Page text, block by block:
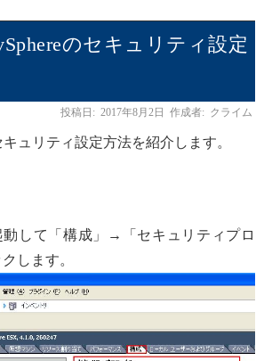
のセキュリティ設定
投稿日: 2017年8月2日 作成者: クライム
キュリティ設定方法を紹介します。
動して「構成」→「セキュリティプロ
します。